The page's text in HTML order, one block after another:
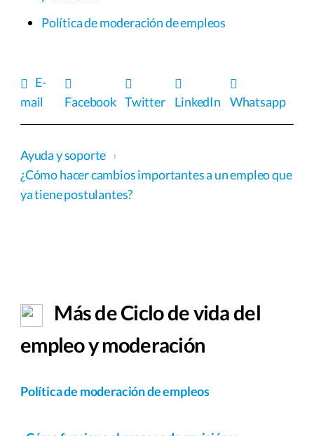
Política de moderación de empleos
E-
mail
Facebook Twitter LinkedIn Whatsapp
Ayuda y soporte ›
¿Cómo hacer cambios importantes a un empleo que
ya tiene postulantes?
Más de Ciclo de vida del
empleo y moderación
Política de moderación de empleos